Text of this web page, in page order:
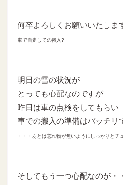
何卒よろしくお願いいたしま
車で自走しての搬入?
明日の雪の状況が
とっても心配なのですが
昨日は車の点検をしてもらい
車での搬入の準備はバッチリ
・・・あとは忘れ物が無いようにしっかりとチ
そしてもう一つ心配なのが・・